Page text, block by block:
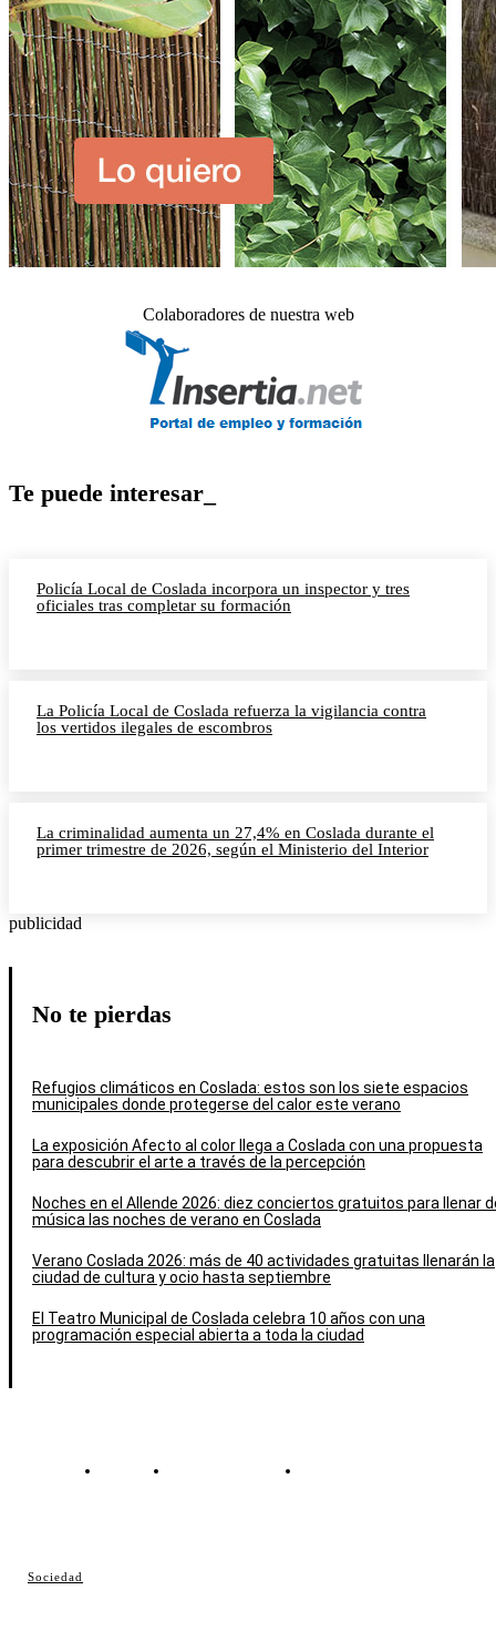
Sociedad
Colaboradores de nuestra web
Te puede interesar_
Policía Local de Coslada incorpora un inspector y tres
oficiales tras completar su formación
La Policía Local de Coslada refuerza la vigilancia contra
los vertidos ilegales de escombros
La criminalidad aumenta un 27,4% en Coslada durante el
primer trimestre de 2026, según el Ministerio del Interior
publicidad
No te pierdas
Refugios climáticos en Coslada: estos son los siete espacios
municipales donde protegerse del calor este verano
La exposición Afecto al color llega a Coslada con una propuesta
para descubrir el arte a través de la percepción
Noches en el Allende 2026: diez conciertos gratuitos para llenar
música las noches de verano en Coslada
Verano Coslada 2026: más de 40 actividades gratuitas llenarán la
ciudad de cultura y ocio hasta septiembre
El Teatro Municipal de Coslada celebra 10 años con una
programación especial abierta a toda la ciudad
Contacto Política de cookies